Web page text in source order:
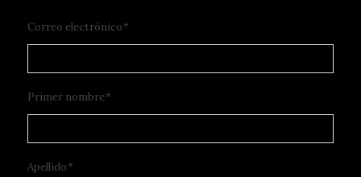
Correo electrónico*
Primer nombre*
Apellido*